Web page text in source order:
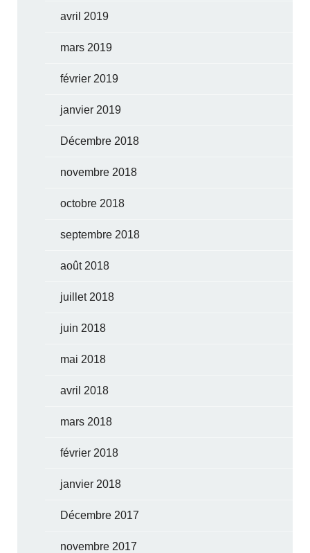
avril 2019
mars 2019
février 2019
janvier 2019
Décembre 2018
novembre 2018
octobre 2018
septembre 2018
août 2018
juillet 2018
juin 2018
mai 2018
avril 2018
mars 2018
février 2018
janvier 2018
Décembre 2017
novembre 2017